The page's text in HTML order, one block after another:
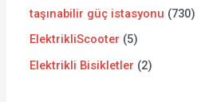
taşınabilir güç istasyonu
730
ElektrikliScooter
5
Elektrikli Bisikletler
2